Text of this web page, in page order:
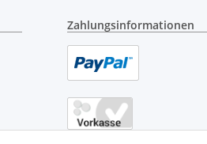
Zahlungsinformationen